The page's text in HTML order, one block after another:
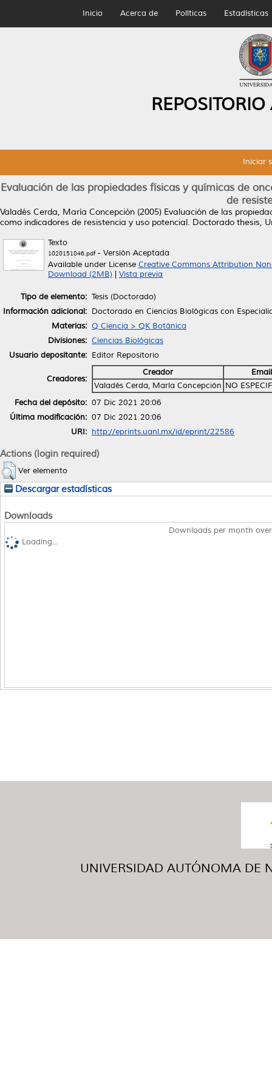
Inicio Acerca de Políticas Estadísticas
Iniciar
Evaluación de las propiedades físicas y químicas de
de
Valadés Cerda, María Concepción (2005) Evaluación de las
como indicadores de resistencia y uso potencial. Doctorado thesis,
Texto
1020151846.pdf- Versión Aceptada
Available under License Creative Commons Attribution
Download (2MB)
Vista previa
Tipo de elemento: Tesis (Doctorado)
Información adicional: Doctorado en Ciencias Biológicas con
Materias: Q Ciencia > QK Botánica
Divisiones: Ciencias Biológicas
Usuario depositante: Editor Repositorio
Creadores:
Creador
Email
Valadés Cerda, María Concepción NO
Fecha del depósito: 07 Dic 2021 20:06
Última modificación: 07 Dic 2021 20:06
URI: http://eprints.uanl.mx/id/eprint/22586
Actions (login required)
Ver elemento
Descargar estadísticas
Downloads
Downloads per month
Loading...
UNIVERSIDAD AUTÓNOMA DE